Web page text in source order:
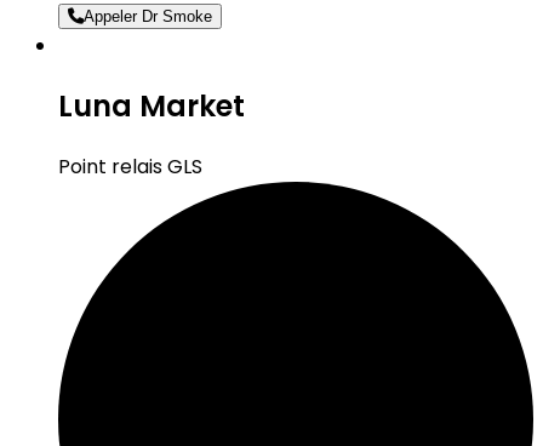
Appeler Dr Smoke
Luna Market
Point relais GLS